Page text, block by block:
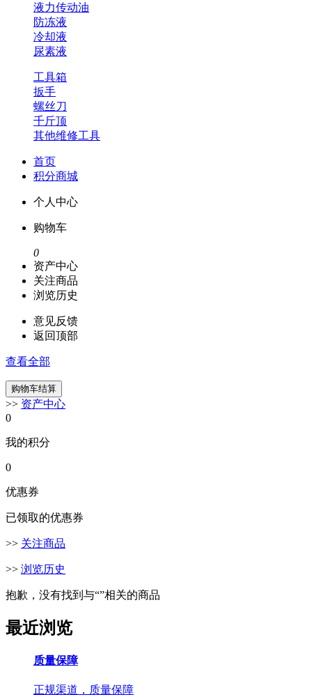
液力传动油
防冻液
冷却液
尿素液
工具箱
扳手
螺丝刀
千斤顶
其他维修工具
首页
积分商城
个人中心
购物车
0
资产中心
关注商品
浏览历史
意见反馈
返回顶部
查看全部
>> 资产中心
0
我的积分
0
优惠券
已领取的优惠券
>> 关注商品
>> 浏览历史
抱歉，没有找到与“”相关的商品
最近浏览
质量保障
正规渠道，质量保障